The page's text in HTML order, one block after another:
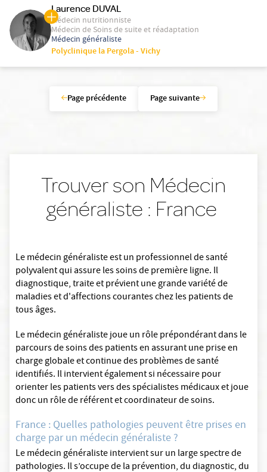
Laurence DUVAL
Médecin nutritionniste
Médecin de Soins de suite et réadaptation
Médecin généraliste
Polyclinique la Pergola - Vichy
Page précédente Page suivante
Trouver son Médecin
généraliste : France
Le médecin généraliste est un professionnel de santé
polyvalent qui assure les soins de première ligne. Il
diagnostique, traite et prévient une grande variété de
maladies et d'affections courantes chez les patients de
tous âges.
Le médecin généraliste joue un rôle prépondérant dans le
parcours de soins des patients en assurant une prise en
charge globale et continue des problèmes de santé
identifiés. Il intervient également si nécessaire pour
orienter les patients vers des spécialistes médicaux et joue
donc un rôle de référent et coordinateur de soins.
France : Quelles pathologies peuvent être prises en
charge par un médecin généraliste ?
Le médecin généraliste intervient sur un large spectre de
pathologies. Il s’occupe de la prévention, du diagnostic, du